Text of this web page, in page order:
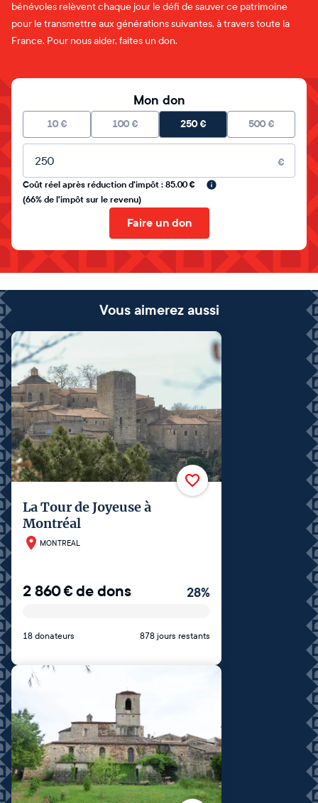
bénévoles relèvent chaque jour le défi de sauver ce patrimoine
pour le transmettre aux générations suivantes, à travers toute la
France. Pour nous aider, faites un don.
Mon don
10 € 100 € 250€ 500 €
Montant libre
€
Coût réel après réduction d'impôt : 85.00 €
(66% de l'impôt sur le revenu)
Faire un don
Vous aimerez aussi
La Tour de Joyeuse à
Montréal
MONTREAL
2 860€de dons 28%
18 donateurs 878 jours restants